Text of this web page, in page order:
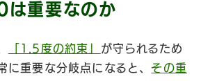
重要なのか
「1.5度の約束」 が守られるため
に重要な分岐点になると、その重